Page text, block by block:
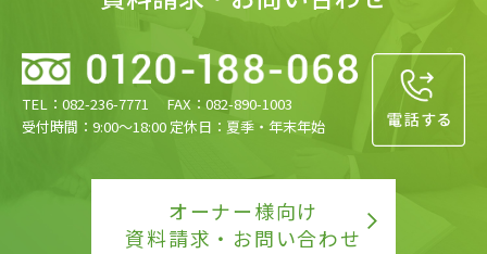
TEL：082-236-7771 FAX：082-890-1003
受付時間：9:00〜18:00 定休日：夏季・年末年始
オーナー様向け
資料請求・お問い合わせ